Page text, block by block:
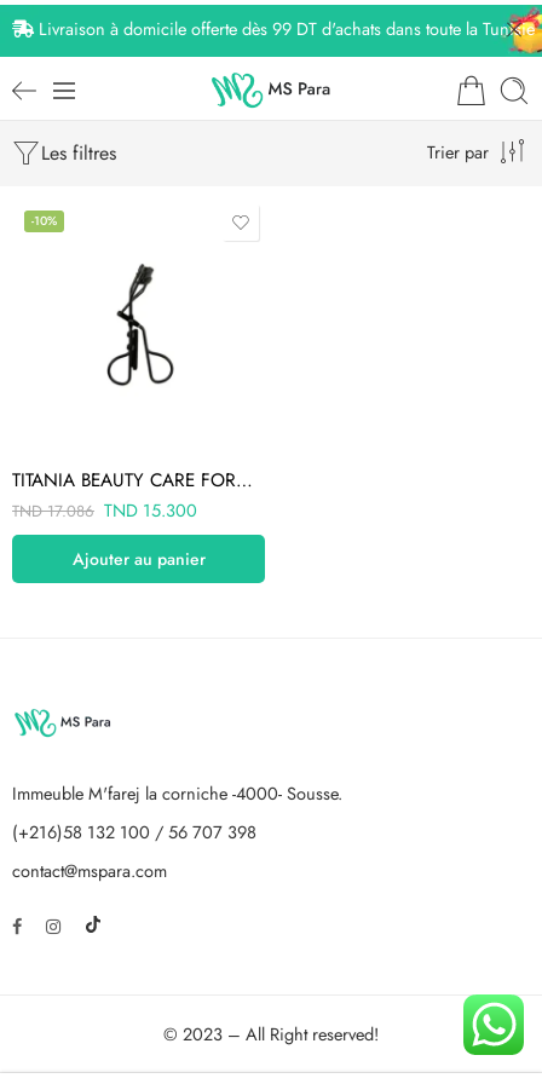
Livraison à domicile offerte dès 99 DT d'achats dans toute la Tunisie
Les filtres Trier par
-10%
TITANIA BEAUTY CARE FORMEUR DE CILS 2925
TND17.086 TND 15.300
Ajouter au panier
Immeuble M'farej la corniche -4000- Sousse.
(+216)58 132 100 / 56 707 398
contact@mspara.com
© 2023 – All Right reserved!